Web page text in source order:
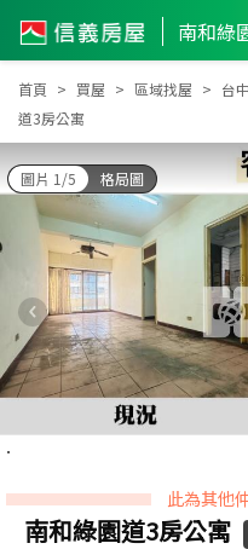
首頁 買屋 區域找屋 台
道3房公寓
圖片 1/5 格局圖
此為其他
南和綠園道3房公寓